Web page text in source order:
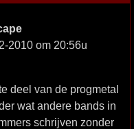
2010 om 20:56u
deel van de progmetal
wat andere bands in
schrijven zonder